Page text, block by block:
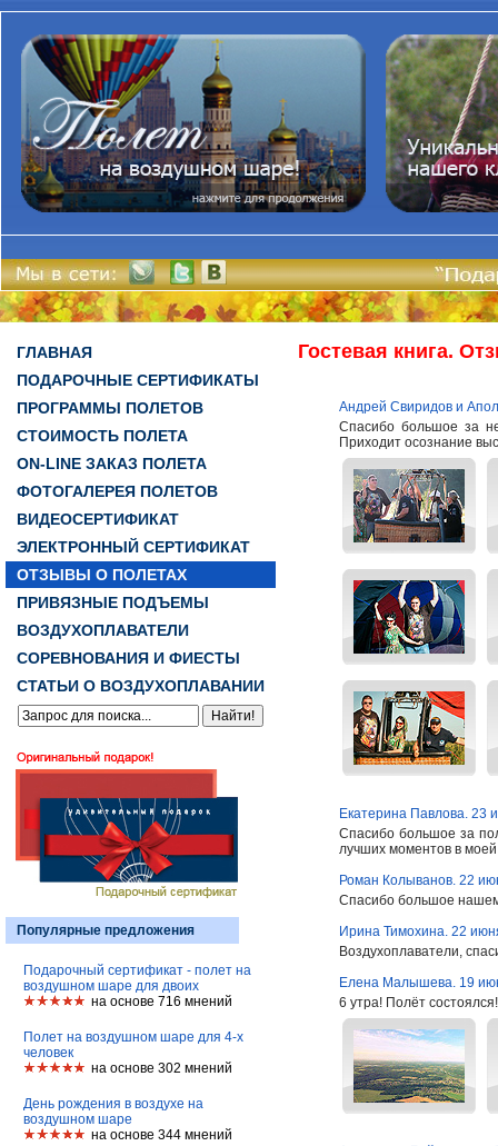
ГЛАВНАЯ
ПОДАРОЧНЫЕ СЕРТИФИКАТЫ
ПРОГРАММЫ ПОЛЕТОВ
СТОИМОСТЬ ПОЛЕТА
ON-LINE ЗАКАЗ ПОЛЕТА
ФОТОГАЛЕРЕЯ ПОЛЕТОВ
ВИДЕОСЕРТИФИКАТ
ЭЛЕКТРОННЫЙ СЕРТИФИКАТ
ОТЗЫВЫ О ПОЛЕТАХ
ПРИВЯЗНЫЕ ПОДЪЕМЫ
ВОЗДУХОПЛАВАТЕЛИ
СОРЕВНОВАНИЯ И ФИЕСТЫ
СТАТЬИ О ВОЗДУХОПЛАВАНИИ
Популярные предложения
Подарочный сертификат - полет на
воздушном шаре для двоих
на основе 716 мнений
Полет на воздушном шаре для 4-х
человек
на основе 302 мнений
День рождения в воздухе на
воздушном шаре
на основе 344 мнений
Гостевая книга.
Андрей Свиридов и
Спасибо большое за
Приходит осознание
Екатерина Павлова. 23
Спасибо большое за
лучших моментов в
Роман Колыванов. 22
Спасибо большое
Ирина Тимохина. 22
Воздухоплаватели,
Елена Малышева. 19
6 утра! Полёт